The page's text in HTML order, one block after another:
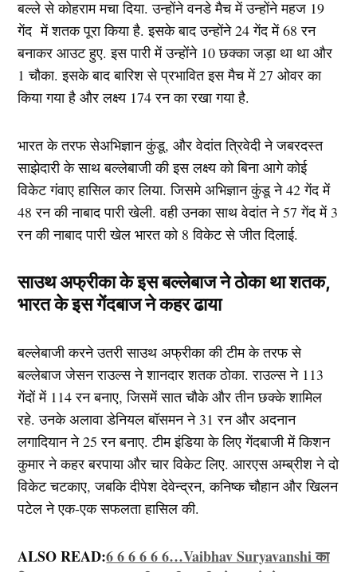
बल्ले से कोहराम मचा दिया. उन्होंने वनडे मैच में उन्होंने महज 19
गेंद में शतक पूरा किया है. इसके बाद उन्होंने 24 गेंद में 68 रन
बनाकर आउट हुए. इस पारी में उन्होंने 10 छक्का जड़ा था था और
1 चौका. इसके बाद बारिश से प्रभावित इस मैच में 27 ओवर का
किया गया है और लक्ष्य 174 रन का रखा गया है.
भारत के तरफ सेअभिज्ञान कुंडू, और वेदांत त्रिवेदी ने जबरदस्त
साझेदारी के साथ बल्लेबाजी की इस लक्ष्य को बिना आगे कोई
विकेट गंवाए हासिल कार लिया. जिसमे अभिज्ञान कुंडू ने 42 गेंद में
48 रन की नाबाद पारी खेली. वही उनका साथ वेदांत ने 57 गेंद में 3
रन की नाबाद पारी खेल भारत को 8 विकेट से जीत दिलाई.
साउथ अफ्रीका के इस बल्लेबाज ने ठोका था शतक,
भारत के इस गेंदबाज ने कहर ढाया
बल्लेबाजी करने उतरी साउथ अफ्रीका की टीम के तरफ से
बल्लेबाज जेसन राउल्स ने शानदार शतक ठोका. राउल्स ने 113
गेंदों में 114 रन बनाए, जिसमें सात चौके और तीन छक्के शामिल
रहे. उनके अलावा डेनियल बॉसमन ने 31 रन और अदनान
लगादियान ने 25 रन बनाए. टीम इंडिया के लिए गेंदबाजी में किशन
कुमार ने कहर बरपाया और चार विकेट लिए. आरएस अम्ब्रीश ने दो
विकेट चटकाए, जबकि दीपेश देवेन्द्रन, कनिष्क चौहान और खिलन
पटेल ने एक-एक सफलता हासिल की.
ALSO READ:6 6 6 6 6 6…Vaibhav Suryavanshi का